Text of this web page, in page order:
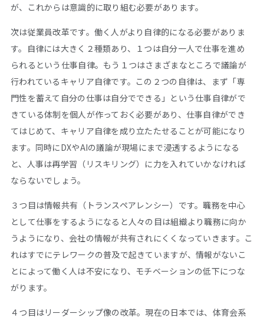
が、これからは意識的に取り組む必要があります。
次は従業員改革です。働く人がより自律的になる必要がありま
す。自律には大きく２種類あり、１つは自分一人で仕事を進め
られるという仕事自律。もう１つはさまざまなところで議論が
行われているキャリア自律です。この２つの自律は、まず「専
門性を蓄えて自分の仕事は自分でできる」という仕事自律がで
きている体制を個人が作っておく必要があり、仕事自律ができ
てはじめて、キャリア自律を成り立たたせることが可能になり
ます。同時にDXやAIの議論が現場にまで浸透するようになる
と、人事は再学習（リスキリング）に力を入れていかなければ
ならないでしょう。
３つ目は情報共有（トランスペアレンシー）です。職務を中心
として仕事をするようになると人々の目は組織より職務に向か
うようになり、会社の情報が共有されにくくなっていきます。こ
れはすでにテレワークの普及で起きていますが、情報がないこ
とによって働く人は不安になり、モチベーションの低下につな
がります。
４つ目はリーダーシップ像の改革。現在の日本では、体育会系